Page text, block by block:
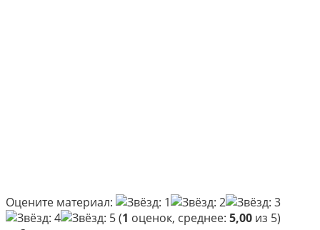
Оцените материал:
(1 оценок, среднее: 5,00 из 5)